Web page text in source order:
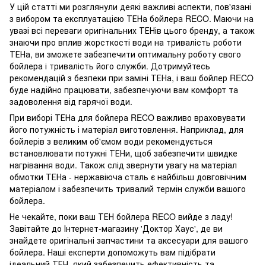
У цій статті ми розглянули деякі важливі аспекти, пов'язані
з вибором та експлуатацією ТЕНа бойлера RECO. Маючи на
увазі всі переваги оригінальних ТЕНів цього бренду, а також
знаючи про вплив жорсткості води на тривалість роботи
ТЕНа, ви зможете забезпечити оптимальну роботу свого
бойлера і тривалість його служби. Дотримуйтесь
рекомендацій з безпеки при заміні ТЕНа, і ваш бойлер RECO
буде надійно працювати, забезпечуючи вам комфорт та
задоволення від гарячої води.
При виборі ТЕНа для бойлера RECO важливо враховувати
його потужність і матеріал виготовлення. Наприклад, для
бойлерів з великим об'ємом води рекомендується
встановлювати потужні ТЕНи, щоб забезпечити швидке
нагрівання води. Також слід звернути увагу на матеріал
обмотки ТЕНа - нержавіюча сталь є найбільш довговічним
матеріалом і забезпечить тривалий термін служби вашого
бойлера.
Не чекайте, поки ваш ТЕН бойлера RECO вийде з ладу!
Завітайте до Інтернет-магазину 'Доктор Хаус', де ви
знайдете оригінальні запчастини та аксесуари для вашого
бойлера. Наші експерти допоможуть вам підібрати